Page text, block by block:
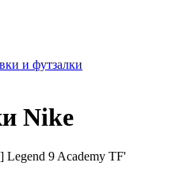
и футзалки
Nike
9 Academy TF'